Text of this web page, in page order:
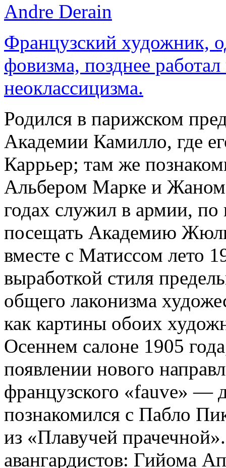
Andre Derain
Французский художник,
фовизма, позднее
неоклассицизма.
Родился в парижском
Академии Камилло, где
Каррьер; там же
Альбером Марке и
годах служил в армии, по
посещать Академию
вместе с Матиссом лето
выработкой стиля
общего лаконизма
как картины обоих
Осеннем салоне 1905
появлении нового
французского «fauve» —
познакомился с Пабло
из «Плавучей
авангардистов: Гийома